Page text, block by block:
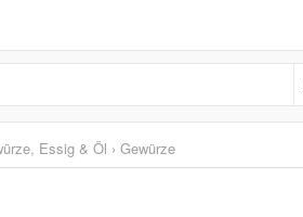
Essig & Öl › Gewürze